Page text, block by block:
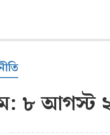
৮ আগস্ট